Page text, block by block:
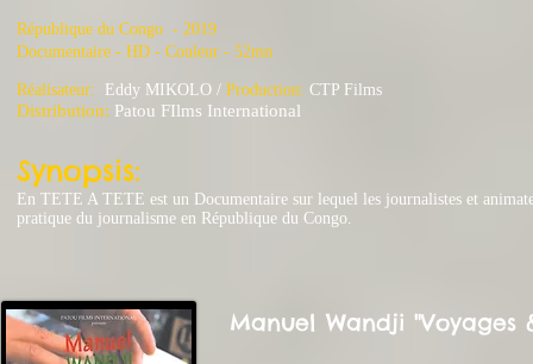
République du Congo - 2019
​Documentaire - HD - Couleur - 52mn
Réalisateur: Eddy MIKOLO ​/ Production: CTP Films
Distribution: Patou FIlms International
Synopsis:
En TETE A TETE est un Documentaire sur lequel les journalistes et
pratique du journalisme en République du Congo.
Manuel Wandji "Voyages